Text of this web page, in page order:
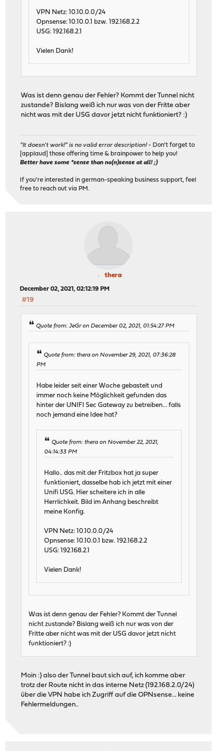
VPN Netz: 10.10.0.0/24
Opnsense: 10.10.0.1 bzw. 192.168.2.2
USG: 192.168.2.1
Vielen Dank!
Was ist denn genau der Fehler? Kommt der Tunnel nicht
zustande? Bislang weiß ich nur was von der Fritte aber
nicht was mit der USG davor jetzt nicht funktioniert? :)
"It doesn't work!" is no valid error description!- Don't forget to
[applaud] those offering time & brainpower to help you!
Better have some *sense than no(n)sense at all! ;)
If you're interested in german-speaking business support, feel
free to reach out via PM.
thera
December 02, 2021, 02:12:19 PM
#19
Quote from: JeGr on December 02, 2021, 01:54:27 PM
Quote from: thera on November 29, 2021, 07:36:28
PM
Habe leider seit einer Woche gebastelt und
immer noch keine Möglichkeit gefunden das
hinter der UNIFI Sec Gateway zu betreiben... falls
noch jemand eine Idee hat?
Quote from: thera on November 22, 2021,
04:14:33 PM
Hallo.. das mit der Fritzbox hat ja super
funktioniert, dasselbe hab ich jetzt mit einer
Unifi USG. Hier scheitere ich in alle
Herrlichkeit. Bild im Anhang beschreibt
meine Konfig.
VPN Netz: 10.10.0.0/24
Opnsense: 10.10.0.1 bzw. 192.168.2.2
USG: 192.168.2.1
Vielen Dank!
Was ist denn genau der Fehler? Kommt der Tunnel
nicht zustande? Bislang weiß ich nur was von der
Fritte aber nicht was mit der USG davor jetzt nicht
funktioniert? :)
Moin :) also der Tunnel baut sich auf, ich komme aber
trotz der Route nicht in das interne Netz (192.168.2.0/24)
über die VPN habe ich Zugriff auf die OPNsense... keine
Fehlermeldungen..